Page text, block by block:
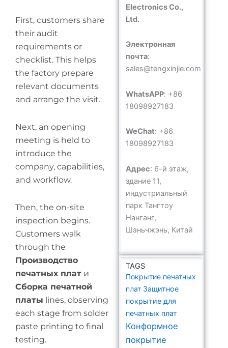
First, customers share
their audit
requirements or
checklist. This helps
the factory prepare
relevant documents
and arrange the visit.
Next, an opening
meeting is held to
introduce the
company, capabilities,
and workflow.
Then, the on-site
inspection begins.
Customers walk
through the
Производство
печатных плат и
Сборка печатной
платы lines, observing
each stage from solder
paste printing to final
testing.
Electronics Co.,
Ltd.
Электронная
почта:
sales@tengxinjie.com
WhatsAPP: +86
18098927183
WeChat: +86
18098927183
Адрес: 6-й этаж,
здание 11,
индустриальный
парк Тангтоу
Нанганг,
Шэньчжэнь, Китай
TAGS
Покрытие печатных
плат Защитное
покрытие для
печатных плат
Конформное
покрытие